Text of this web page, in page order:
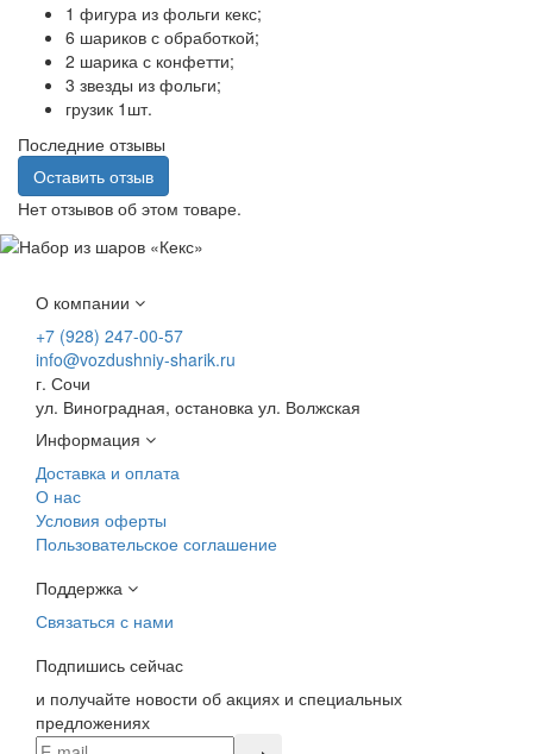
1 фигура из фольги кекс;
6 шариков с обработкой;
2 шарика с конфетти;
3 звезды из фольги;
грузик 1шт.
Последние отзывы
Оставить отзыв
Нет отзывов об этом товаре.
О компании
+7 (928) 247-00-57
info@vozdushniy-sharik.ru
г. Сочи
ул. Виноградная, остановка ул. Волжская
Информация
Доставка и оплата
О нас
Условия оферты
Пользовательское соглашение
Поддержка
Связаться с нами
Подпишись сейчас
и получайте новости об акциях и специальных
предложениях